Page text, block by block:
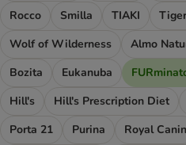
Rocco
Smilla TIAKI
Wolf of Wilderness
Almo
Bozita
Eukanuba
Hill's
Hill's Prescription Diet
Porta 21
Purina Royal Canin